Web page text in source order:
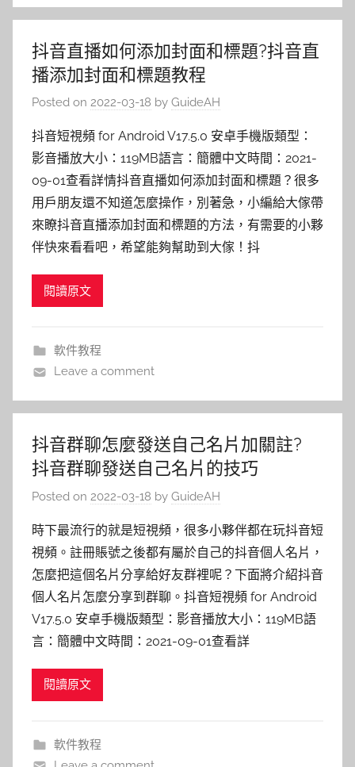
抖音直播如何添加封面和標題?抖音直
播添加封面和標題教程
Posted on 2022-03-18 by GuideAH
抖音短視頻 for Android V17.5.0 安卓手機版類型：
影音播放大小：119MB語言：簡體中文時間：2021-
09-01查看詳情抖音直播如何添加封面和標題？很多
用戶朋友還不知道怎麼操作，別著急，小編給大傢帶
來瞭抖音直播添加封面和標題的方法，有需要的小夥
伴快來看看吧，希望能夠幫助到大傢！抖
閱讀原文
軟件教程
Leave a comment
抖音群聊怎麼發送自己名片加關註?
抖音群聊發送自己名片的技巧
Posted on 2022-03-18 by GuideAH
時下最流行的就是短視頻，很多小夥伴都在玩抖音短
視頻。註冊賬號之後都有屬於自己的抖音個人名片，
怎麼把這個名片分享給好友群裡呢？下面將介紹抖音
個人名片怎麼分享到群聊。抖音短視頻 for Android
V17.5.0 安卓手機版類型：影音播放大小：119MB語
言：簡體中文時間：2021-09-01查看詳
閱讀原文
軟件教程